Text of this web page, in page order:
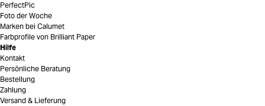
PerfectPic
Foto der Woche
Marken bei Calumet
Farbprofile von Brilliant Paper
Hilfe
Kontakt
Persönliche Beratung
Bestellung
Zahlung
Versand & Lieferung